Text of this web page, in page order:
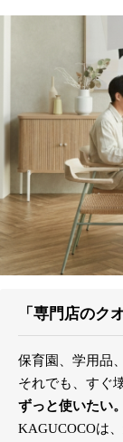
「専門店のク
保育園、学用品
それでも、すぐ
ずっと使いたい。
KAGUCOCOは、